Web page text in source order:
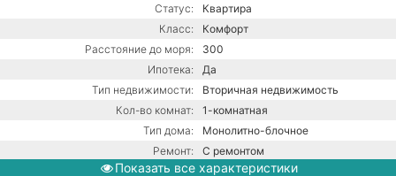
Статус:
Квартира
Класс:
Комфорт
Расстояние до моря:
300
Ипотека:
Да
Тип недвижимости:
Вторичная недвижимость
Кол-во комнат:
1-комнатная
Тип дома:
Монолитно-блочное
Ремонт:
С ремонтом
Показать все характеристики